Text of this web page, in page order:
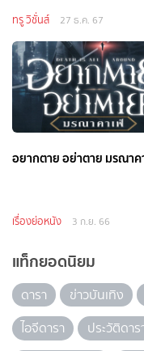
ทรู วิชั่นส์ 27 ธ.ค. 67
อยากตาย อย่าตาย มรณาค
เรื่องย่อหนัง 3 ก.ย. 66
แท็กยอดนิยม
ดารา ข่าวบันเทิง
ไอจีดารา
ประวัติดาร